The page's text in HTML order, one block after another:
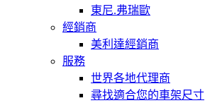
東尼.弗瑞歐
經銷商
美利達經銷商
服務
世界各地代理商
尋找適合您的車架尺寸